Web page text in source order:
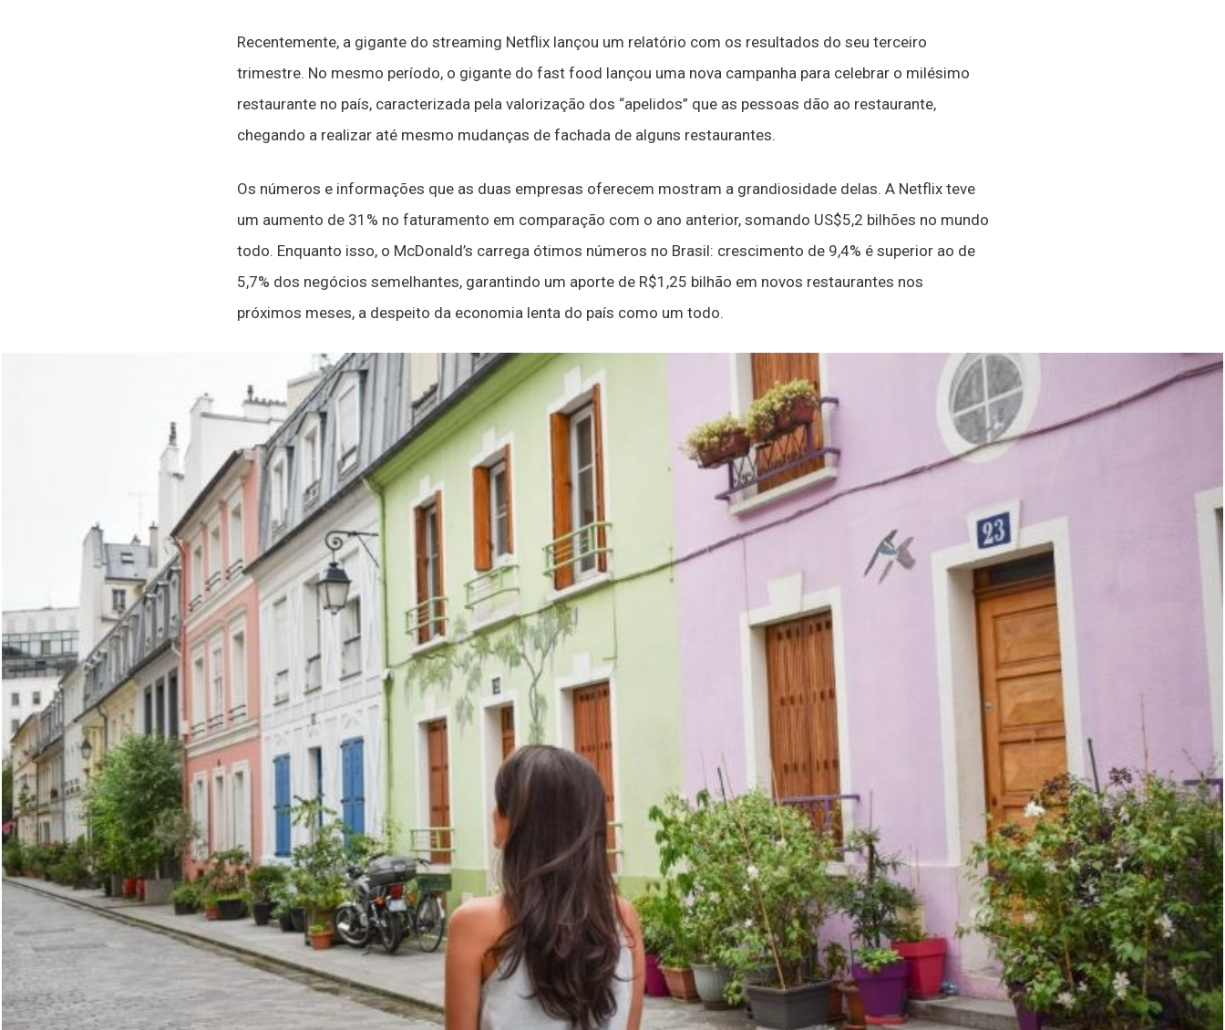
Recentemente, a gigante do streaming Netflix lançou um relatório com os resultados do seu terceiro
trimestre. No mesmo período, o gigante do fast food lançou uma nova campanha para celebrar o milésimo
restaurante no país, caracterizada pela valorização dos “apelidos” que as pessoas dão ao restaurante,
chegando a realizar até mesmo mudanças de fachada de alguns restaurantes.
Os números e informações que as duas empresas oferecem mostram a grandiosidade delas. A Netflix teve
um aumento de 31% no faturamento em comparação com o ano anterior, somando US$5,2 bilhões no mundo
todo. Enquanto isso, o McDonald’s carrega ótimos números no Brasil: crescimento de 9,4% é superior ao de
5,7% dos negócios semelhantes, garantindo um aporte de R$1,25 bilhão em novos restaurantes nos
próximos meses, a despeito da economia lenta do país como um todo.